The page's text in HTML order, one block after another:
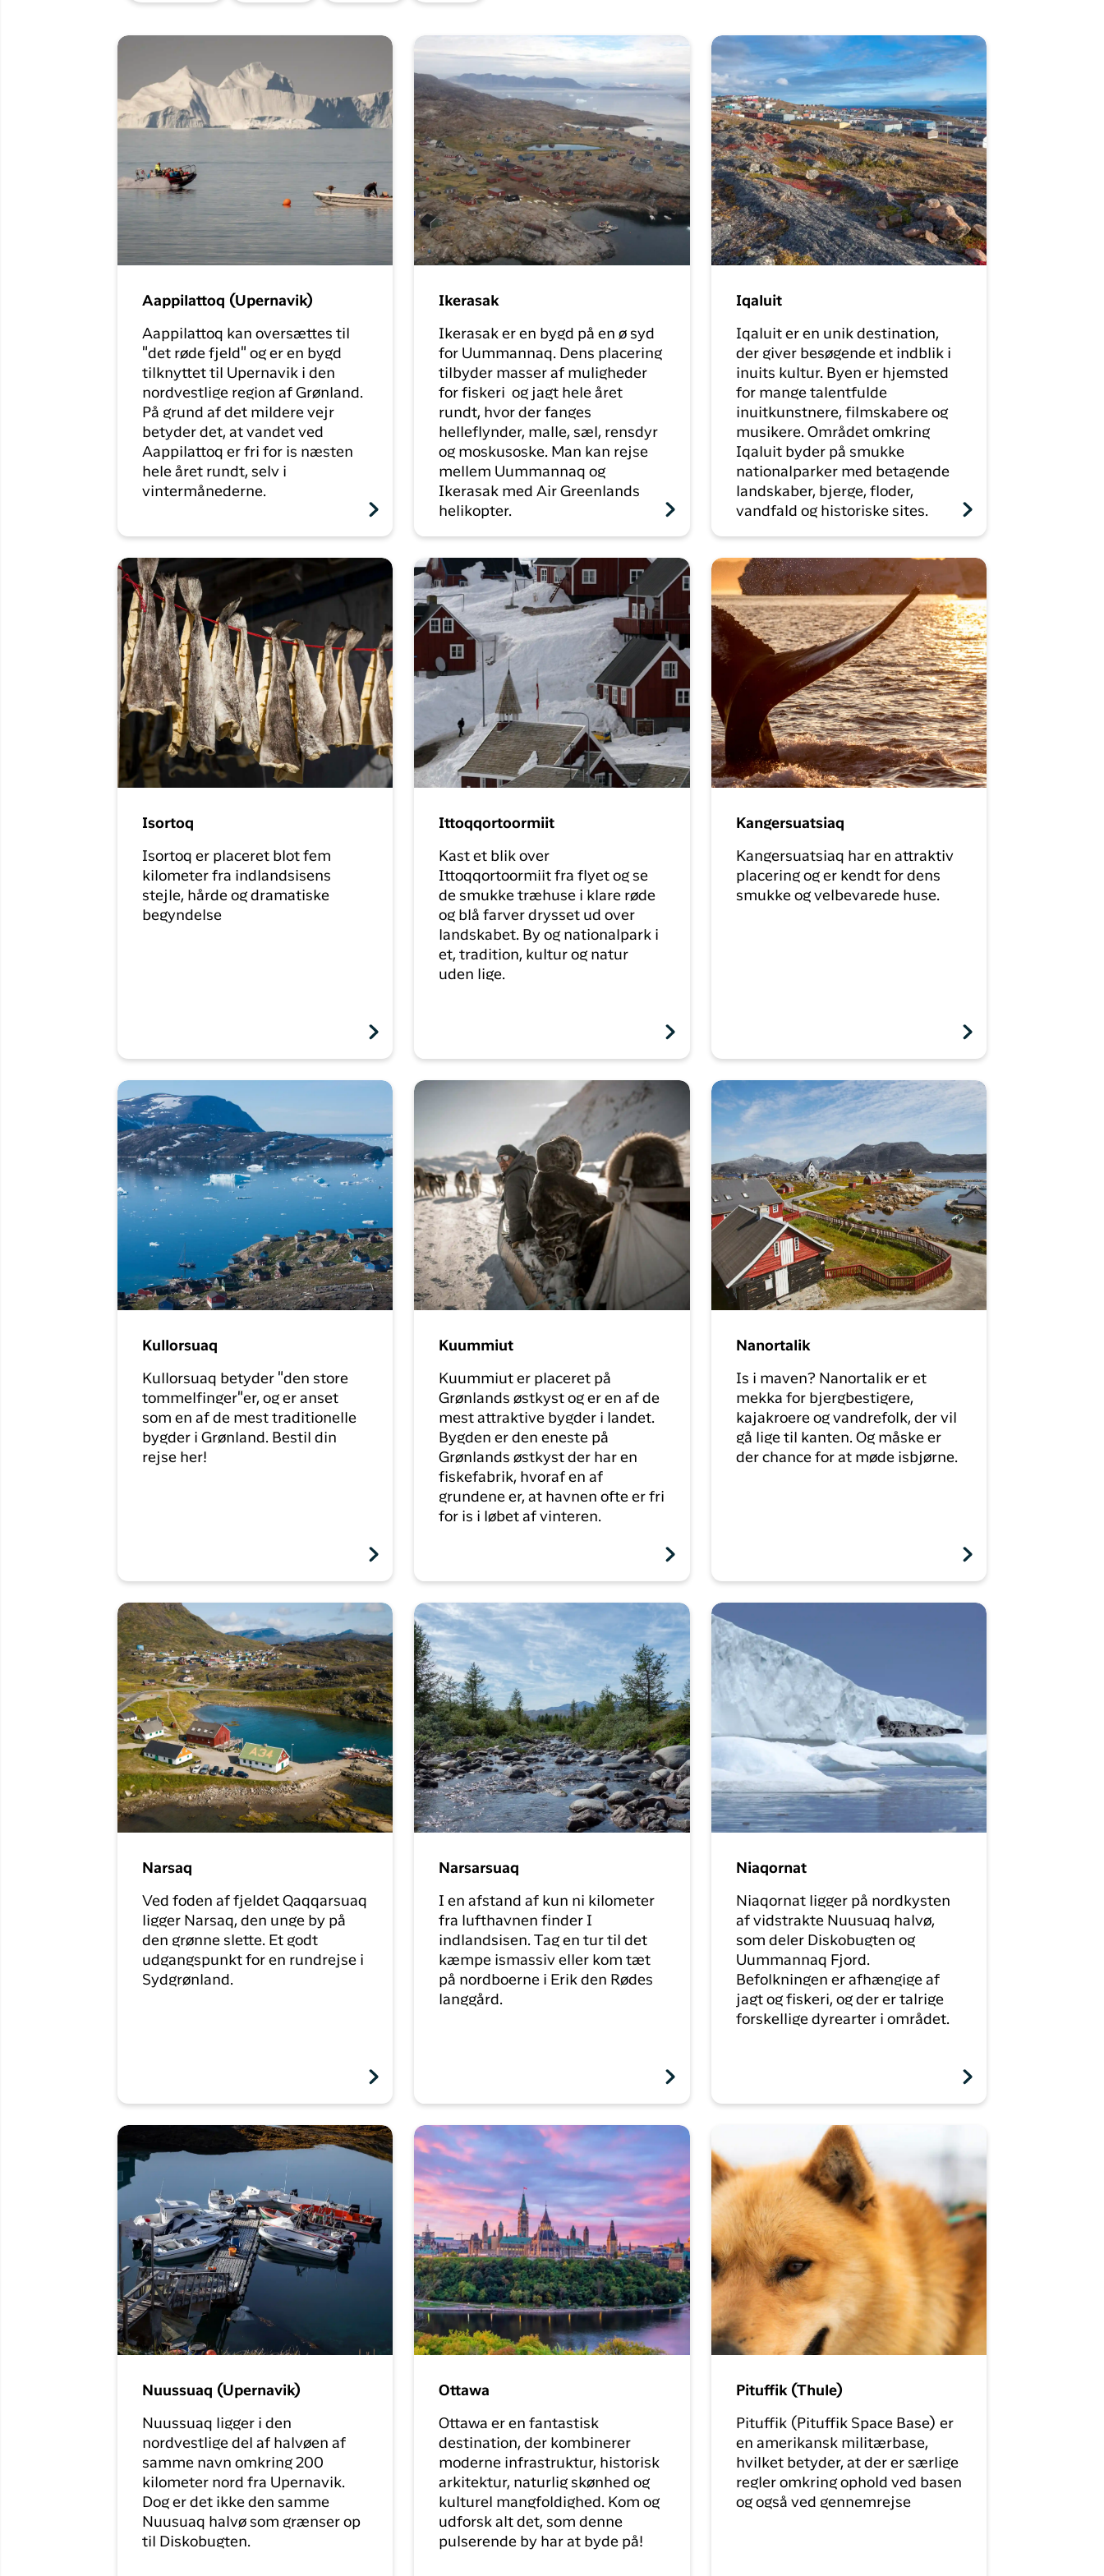
Air Greenland. Med real-
time opdateringer,
ind og dit boardingkort
direkte i app’en, har du alt
du skal bruge før, under
og efter rejsen
Flyrejser til
Flyrejser til
Kangerlussuaq
Sisimiut til
København til
Qaqortoq
Tilmeld dig gratis Club Timmisa og få en masse
eksklusive fordele. Læs mere om klubben
Tilmeld dig Club Timmisa
Aappilattoq (Upernavik)
Aappilattoq kan oversættes til
"det røde fjeld" og er en bygd
tilknyttet til Upernavik i den
nordvestlige region af Grønland.
På grund af det mildere vejr
betyder det, at vandet ved
Aappilattoq er fri for is næsten
hele året rundt, selv i
vintermånederne.
Ikerasak
Ikerasak er en bygd på en ø syd
for Uummannaq. Dens placering
tilbyder masser af muligheder
for fiskeri og jagt hele året
rundt, hvor der fanges
helleflynder, malle, sæl, rensdyr
og moskusoske. Man kan rejse
mellem Uummannaq og
Ikerasak med Air Greenlands
helikopter.
Iqaluit
Iqaluit er en unik destination,
der giver besøgende et indblik i
inuits kultur. Byen er hjemsted
for mange talentfulde
inuitkunstnere, filmskabere og
musikere. Området omkring
Iqaluit byder på smukke
nationalparker med betagende
landskaber, bjerge, floder,
vandfald og historiske sites.
Isortoq
Isortoq er placeret blot fem
kilometer fra indlandsisens
stejle, hårde og dramatiske
begyndelse
Ittoqqortoormiit
Kast et blik over
Ittoqqortoormiit fra flyet og se
de smukke træhuse i klare røde
og blå farver drysset ud over
landskabet. By og nationalpark i
et, tradition, kultur og natur
uden lige.
Kangersuatsiaq
Kangersuatsiaq har en attraktiv
placering og er kendt for dens
smukke og velbevarede huse.
Kullorsuaq
Kullorsuaq betyder "den store
tommelfinger"er, og er anset
som en af de mest traditionelle
bygder i Grønland. Bestil din
rejse her!
Kuummiut
Kuummiut er placeret på
Grønlands østkyst og er en af de
mest attraktive bygder i landet.
Bygden er den eneste på
Grønlands østkyst der har en
fiskefabrik, hvoraf en af
grundene er, at havnen ofte er fri
for is i løbet af vinteren.
Nanortalik
Is i maven? Nanortalik er et
mekka for bjergbestigere,
kajakroere og vandrefolk, der vil
gå lige til kanten. Og måske er
der chance for at møde isbjørne.
Narsaq
Ved foden af fjeldet Qaqqarsuaq
ligger Narsaq, den unge by på
den grønne slette. Et godt
udgangspunkt for en rundrejse i
Sydgrønland.
Narsarsuaq
I en afstand af kun ni kilometer
fra lufthavnen finder I
indlandsisen. Tag en tur til det
kæmpe ismassiv eller kom tæt
på nordboerne i Erik den Rødes
langgård.
Niaqornat
Niaqornat ligger på nordkysten
af vidstrakte Nuusuaq halvø,
som deler Diskobugten og
Uummannaq Fjord.
Befolkningen er afhængige af
jagt og fiskeri, og der er talrige
forskellige dyrearter i området.
Nuussuaq (Upernavik)
Nuussuaq ligger i den
nordvestlige del af halvøen af
samme navn omkring 200
kilometer nord fra Upernavik.
Dog er det ikke den samme
Nuusuaq halvø som grænser op
til Diskobugten.
Ottawa
Ottawa er en fantastisk
destination, der kombinerer
moderne infrastruktur, historisk
arkitektur, naturlig skønhed og
kulturel mangfoldighed. Kom og
udforsk alt det, som denne
pulserende by har at byde på!
Pituffik (Thule)
Pituffik (Pituffik Space Base) er
en amerikansk militærbase,
hvilket betyder, at der er særlige
regler omkring ophold ved basen
og også ved gennemrejse